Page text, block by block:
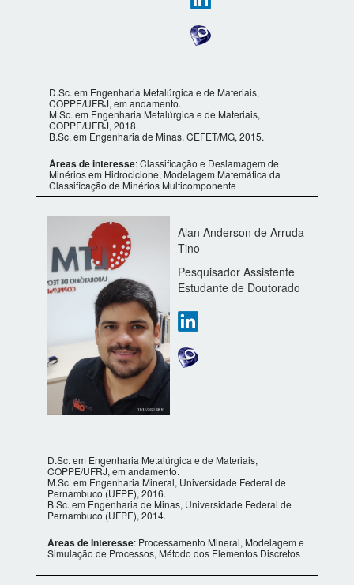
​D.Sc. em Engenharia Metalúrgica e de Materiais,
COPPE/UFRJ, em andamento.
M.Sc. em Engenharia Metalúrgica e de Materiais,
COPPE/UFRJ, 2018.
B.Sc. em Engenharia de Minas, CEFET/MG, 2015.
Áreas de interesse: Classificação e Deslamagem de
Minérios em Hidrociclone, Modelagem Matemática da
Classificação de Minérios Multicomponente
Alan Anderson de Arruda
Tino
Pesquisador Assistente
Estudante de Doutorado
D.Sc. em Engenharia Metalúrgica e de Materiais,
COPPE/UFRJ, em andamento.
M.Sc. em Engenharia Mineral, Universidade Federal de
Pernambuco (UFPE), 2016.
B.Sc. em Engenharia de Minas, Universidade Federal de
Pernambuco (UFPE), 2014.
Áreas de Interesse: Processamento Mineral, Modelagem e
Simulação de Processos, Método dos Elementos Discretos